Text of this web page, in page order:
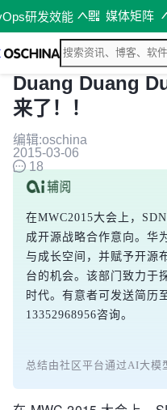
研发效能 媒体矩阵
Duang Duang
来了！！
编辑:oschina
2015-03-06
18
在MWC2015大会上，
成开源战略合作意向。华
与成长空间，并赋予开源
台的机会。该部门致力于
时代。有意者可发送简历
13352968956咨询。
总结由社区平台通过AI大模